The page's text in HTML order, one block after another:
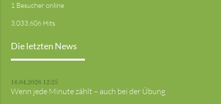
1 Besucher online
3.033.606 Hits
Die letzten News
16.04.2026 12:25
Wenn jede Minute zählt – auch bei der Übung